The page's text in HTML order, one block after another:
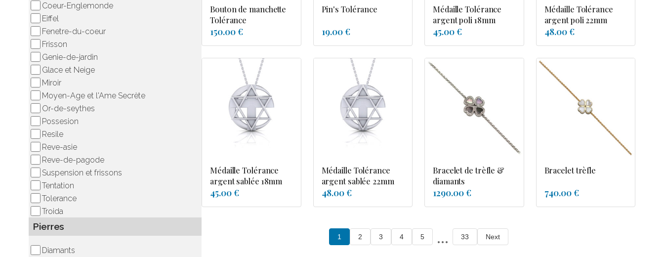
Coeur-Englemonde
Eiffel
Fenetre-du-coeur
Frisson
Genie-de-jardin
Glace et Neige
Miroir
Moyen-Age et l'Ame Secrète
Or-de-seythes
Possesion
Resile
Reve-asie
Reve-de-pagode
Suspension et frissons
Tentation
Tolerance
Troida
Pierres
Diamants
Bouton de manchette
Tolérance
150.00 €
Pin's Tolérance
19.00 €
Médaille Tolérance
argent poli 18mm
45.00 €
Médaille Tolérance
argent poli 22mm
48.00 €
Médaille Tolérance
argent sablée 18mm
45.00 €
Médaille Tolérance
argent sablée 22mm
48.00 €
Bracelet de trèfle &
diamants
1290.00 €
Bracelet trèfle
740.00 €
1 2 3 4 5 ... 33 Next